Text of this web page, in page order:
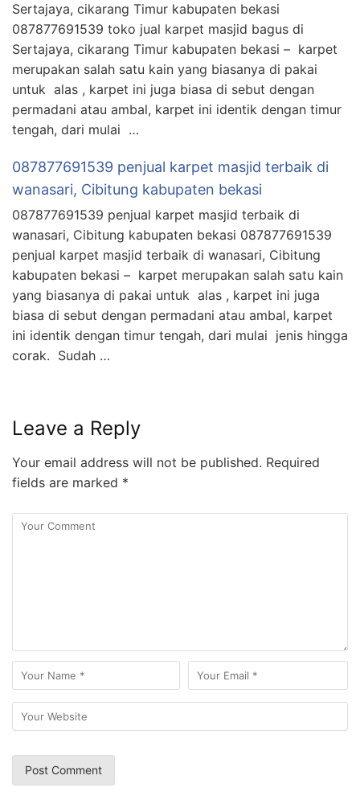
Sertajaya, cikarang Timur kabupaten bekasi
087877691539 toko jual karpet masjid bagus di
Sertajaya, cikarang Timur kabupaten bekasi – karpet
merupakan salah satu kain yang biasanya di pakai
untuk alas , karpet ini juga biasa di sebut dengan
permadani atau ambal, karpet ini identik dengan timur
tengah, dari mulai …
087877691539 penjual karpet masjid terbaik di
wanasari, Cibitung kabupaten bekasi
087877691539 penjual karpet masjid terbaik di
wanasari, Cibitung kabupaten bekasi 087877691539
penjual karpet masjid terbaik di wanasari, Cibitung
kabupaten bekasi – karpet merupakan salah satu kain
yang biasanya di pakai untuk alas , karpet ini juga
biasa di sebut dengan permadani atau ambal, karpet
ini identik dengan timur tengah, dari mulai jenis hingga
corak. Sudah …
Leave a Reply
Your email address will not be published. Required
fields are marked *